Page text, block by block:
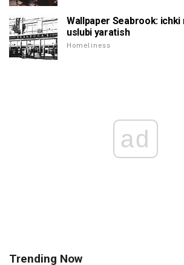
Wallpaper Seabrook: ichki
uslubi yaratish
Homeliness
ad
Trending Now